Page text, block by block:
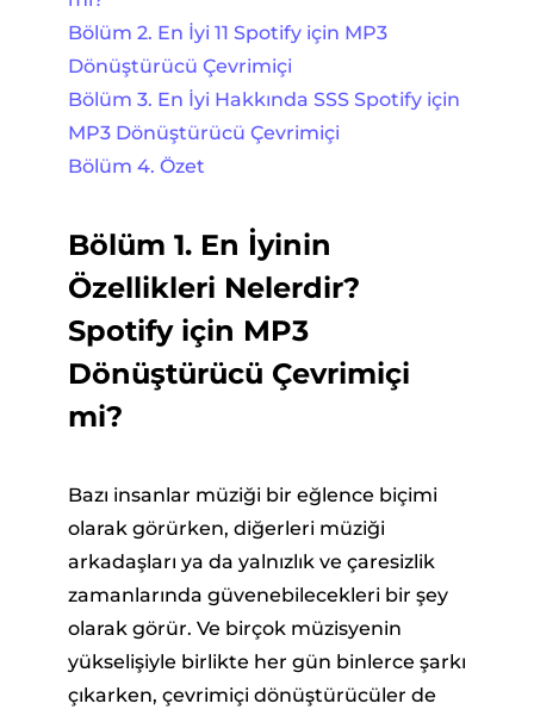
Bölüm 2. En İyi 11 Spotify için MP3
Dönüştürücü Çevrimiçi
Bölüm 3. En İyi Hakkında SSS Spotify için
MP3 Dönüştürücü Çevrimiçi
Bölüm 4. Özet
Bölüm 1. En İyinin
Özellikleri Nelerdir?
Spotify için MP3
Dönüştürücü Çevrimiçi
mi?
Bazı insanlar müziği bir eğlence biçimi
olarak görürken, diğerleri müziği
arkadaşları ya da yalnızlık ve çaresizlik
zamanlarında güvenebilecekleri bir şey
olarak görür. Ve birçok müzisyenin
yükselişiyle birlikte her gün binlerce şarkı
çıkarken, çevrimiçi dönüştürücüler de